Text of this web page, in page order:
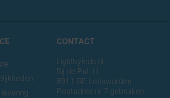
CONTACT
Lightbyleds.nl
Bij de Put 11
8911 GE Leeuwarden
Postadres nr 7 gebruiken.